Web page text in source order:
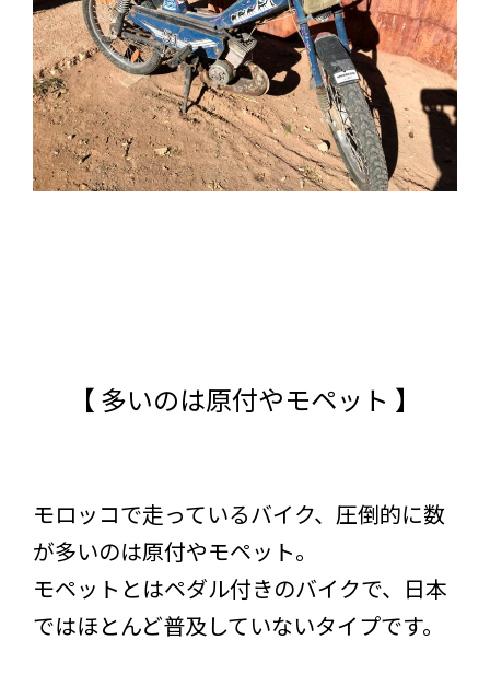
【 多いのは原付やモペット 】
モロッコで走っているバイク、圧倒的に数
が多いのは原付やモペット。
モペットとはペダル付きのバイクで、日本
ではほとんど普及していないタイプです。